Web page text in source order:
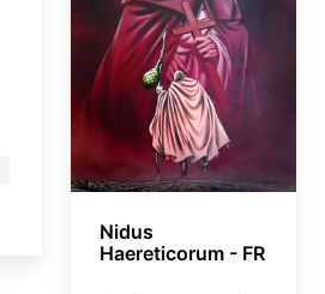
Nidus
Haereticorum - FR